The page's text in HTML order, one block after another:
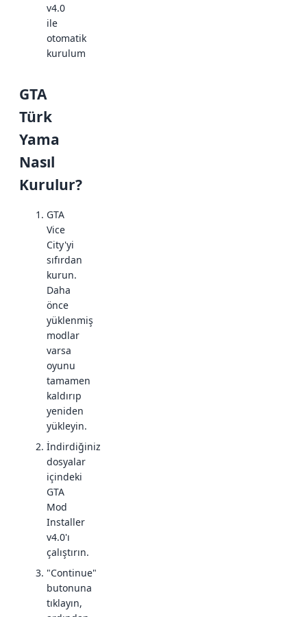
v4.0
ile
otomatik
kurulum
GTA
Türk
Yama
Nasıl
Kurulur?
GTA
Vice
City'yi
sıfırdan
kurun.
Daha
önce
yüklenmiş
modlar
varsa
oyunu
tamamen
kaldırıp
yeniden
yükleyin.
İndirdiğiniz
dosyalar
içindeki
GTA
Mod
Installer
v4.0'ı
çalıştırın.
"Continue"
butonuna
tıklayın,